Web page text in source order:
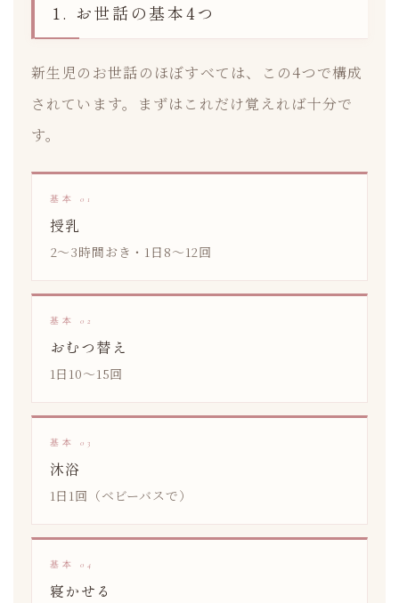
1. お世話の基本4つ
新生児のお世話のほぼすべては、この4つで構成
されています。まずはこれだけ覚えれば十分で
す。
基本 01
授乳
2〜3時間おき・1日8〜12回
基本 02
おむつ替え
1日10〜15回
基本 03
沐浴
1日1回（ベビーバスで）
基本 04
寝かせる